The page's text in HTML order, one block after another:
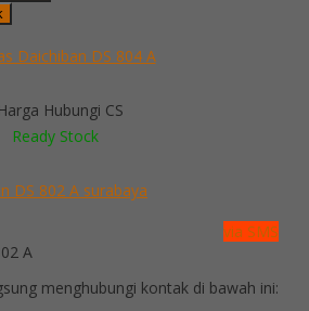
Daichiban DS 804 A
Hubungi CS
Ready Stock
via SMS
A
menghubungi kontak di bawah ini: